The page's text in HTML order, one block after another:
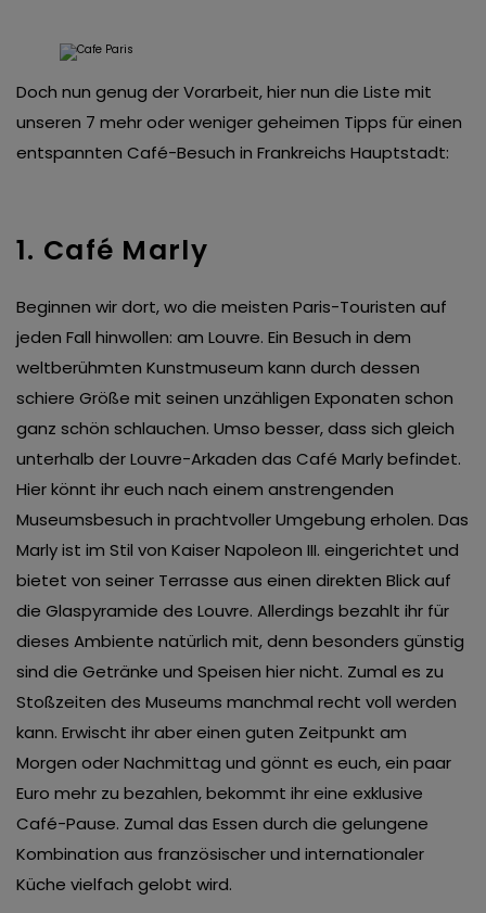
Doch nun genug der Vorarbeit, hier nun die Liste mit
unseren 7 mehr oder weniger geheimen Tipps für einen
entspannten Café-Besuch in Frankreichs Hauptstadt:
1. Café Marly
Beginnen wir dort, wo die meisten Paris-Touristen auf
jeden Fall hinwollen: am Louvre. Ein Besuch in dem
weltberühmten Kunstmuseum kann durch dessen
schiere Größe mit seinen unzähligen Exponaten schon
ganz schön schlauchen. Umso besser, dass sich gleich
unterhalb der Louvre-Arkaden das Café Marly befindet.
Hier könnt ihr euch nach einem anstrengenden
Museumsbesuch in prachtvoller Umgebung erholen. Das
Marly ist im Stil von Kaiser Napoleon III. eingerichtet und
bietet von seiner Terrasse aus einen direkten Blick auf
die Glaspyramide des Louvre. Allerdings bezahlt ihr für
dieses Ambiente natürlich mit, denn besonders günstig
sind die Getränke und Speisen hier nicht. Zumal es zu
Stoßzeiten des Museums manchmal recht voll werden
kann. Erwischt ihr aber einen guten Zeitpunkt am
Morgen oder Nachmittag und gönnt es euch, ein paar
Euro mehr zu bezahlen, bekommt ihr eine exklusive
Café-Pause. Zumal das Essen durch die gelungene
Kombination aus französischer und internationaler
Küche vielfach gelobt wird.